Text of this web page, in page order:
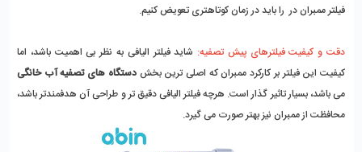
فیلتر ممبران در را باید در زمان کوتاهتری تعویض کنیم.
دقت و کیفیت فیلترهای پیش تصفیه: شاید فیلتر الیافی به نظر بی اهمیت باشد، اما
کیفیت این فیلتر بر کارکرد ممبران که اصلی ترین بخشدستگاه های تصفیه آب خانگی
می باشد، بسیار تاثیر گذار است. هرچه فیلتر الیافی دقیق تر و طراحی آن هدفمندتر باشد،
محافظت از ممبران نیز بهتر صورت می گیرد.